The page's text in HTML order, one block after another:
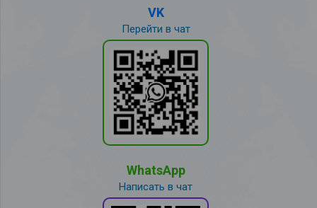
VK
Перейти в чат
WhatsApp
Написать в чат